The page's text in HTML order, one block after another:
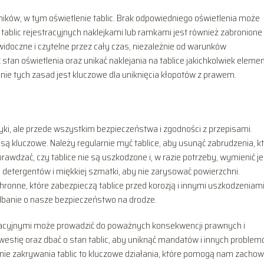
w tym oświetlenie tablic. Brak odpowiedniego oświetlenia może
rejestracyjnych naklejkami lub ramkami jest również zabronione
i czytelne przez cały czas, niezależnie od warunków
oświetlenia oraz unikać naklejania na tablice jakichkolwiek
tych zasad jest kluczowe dla uniknięcia kłopotów z prawem.
ale przede wszystkim bezpieczeństwa i zgodności z przepisami.
kluczowe. Należy regularnie myć tablice, aby usunąć zabrudzenia,
czy tablice nie są uszkodzone i, w razie potrzeby, wymienić
i miękkiej szmatki, aby nie zarysować powierzchni.
które zabezpieczą tablice przed korozją i innymi
o nasze bezpieczeństwo na drodze.
może prowadzić do poważnych konsekwencji prawnych i
oraz dbać o stan tablic, aby uniknąć mandatów i innych
zakrywania tablic to kluczowe działania, które pomogą nam